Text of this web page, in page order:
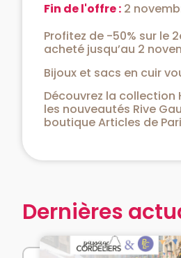
Fin de l'offre :2
Profitez de -50% sur le
acheté jusqu’au 2
Bijoux et sacs en cuir
Découvrez la collection
les nouveautés Rive
boutique Articles de
Dernières